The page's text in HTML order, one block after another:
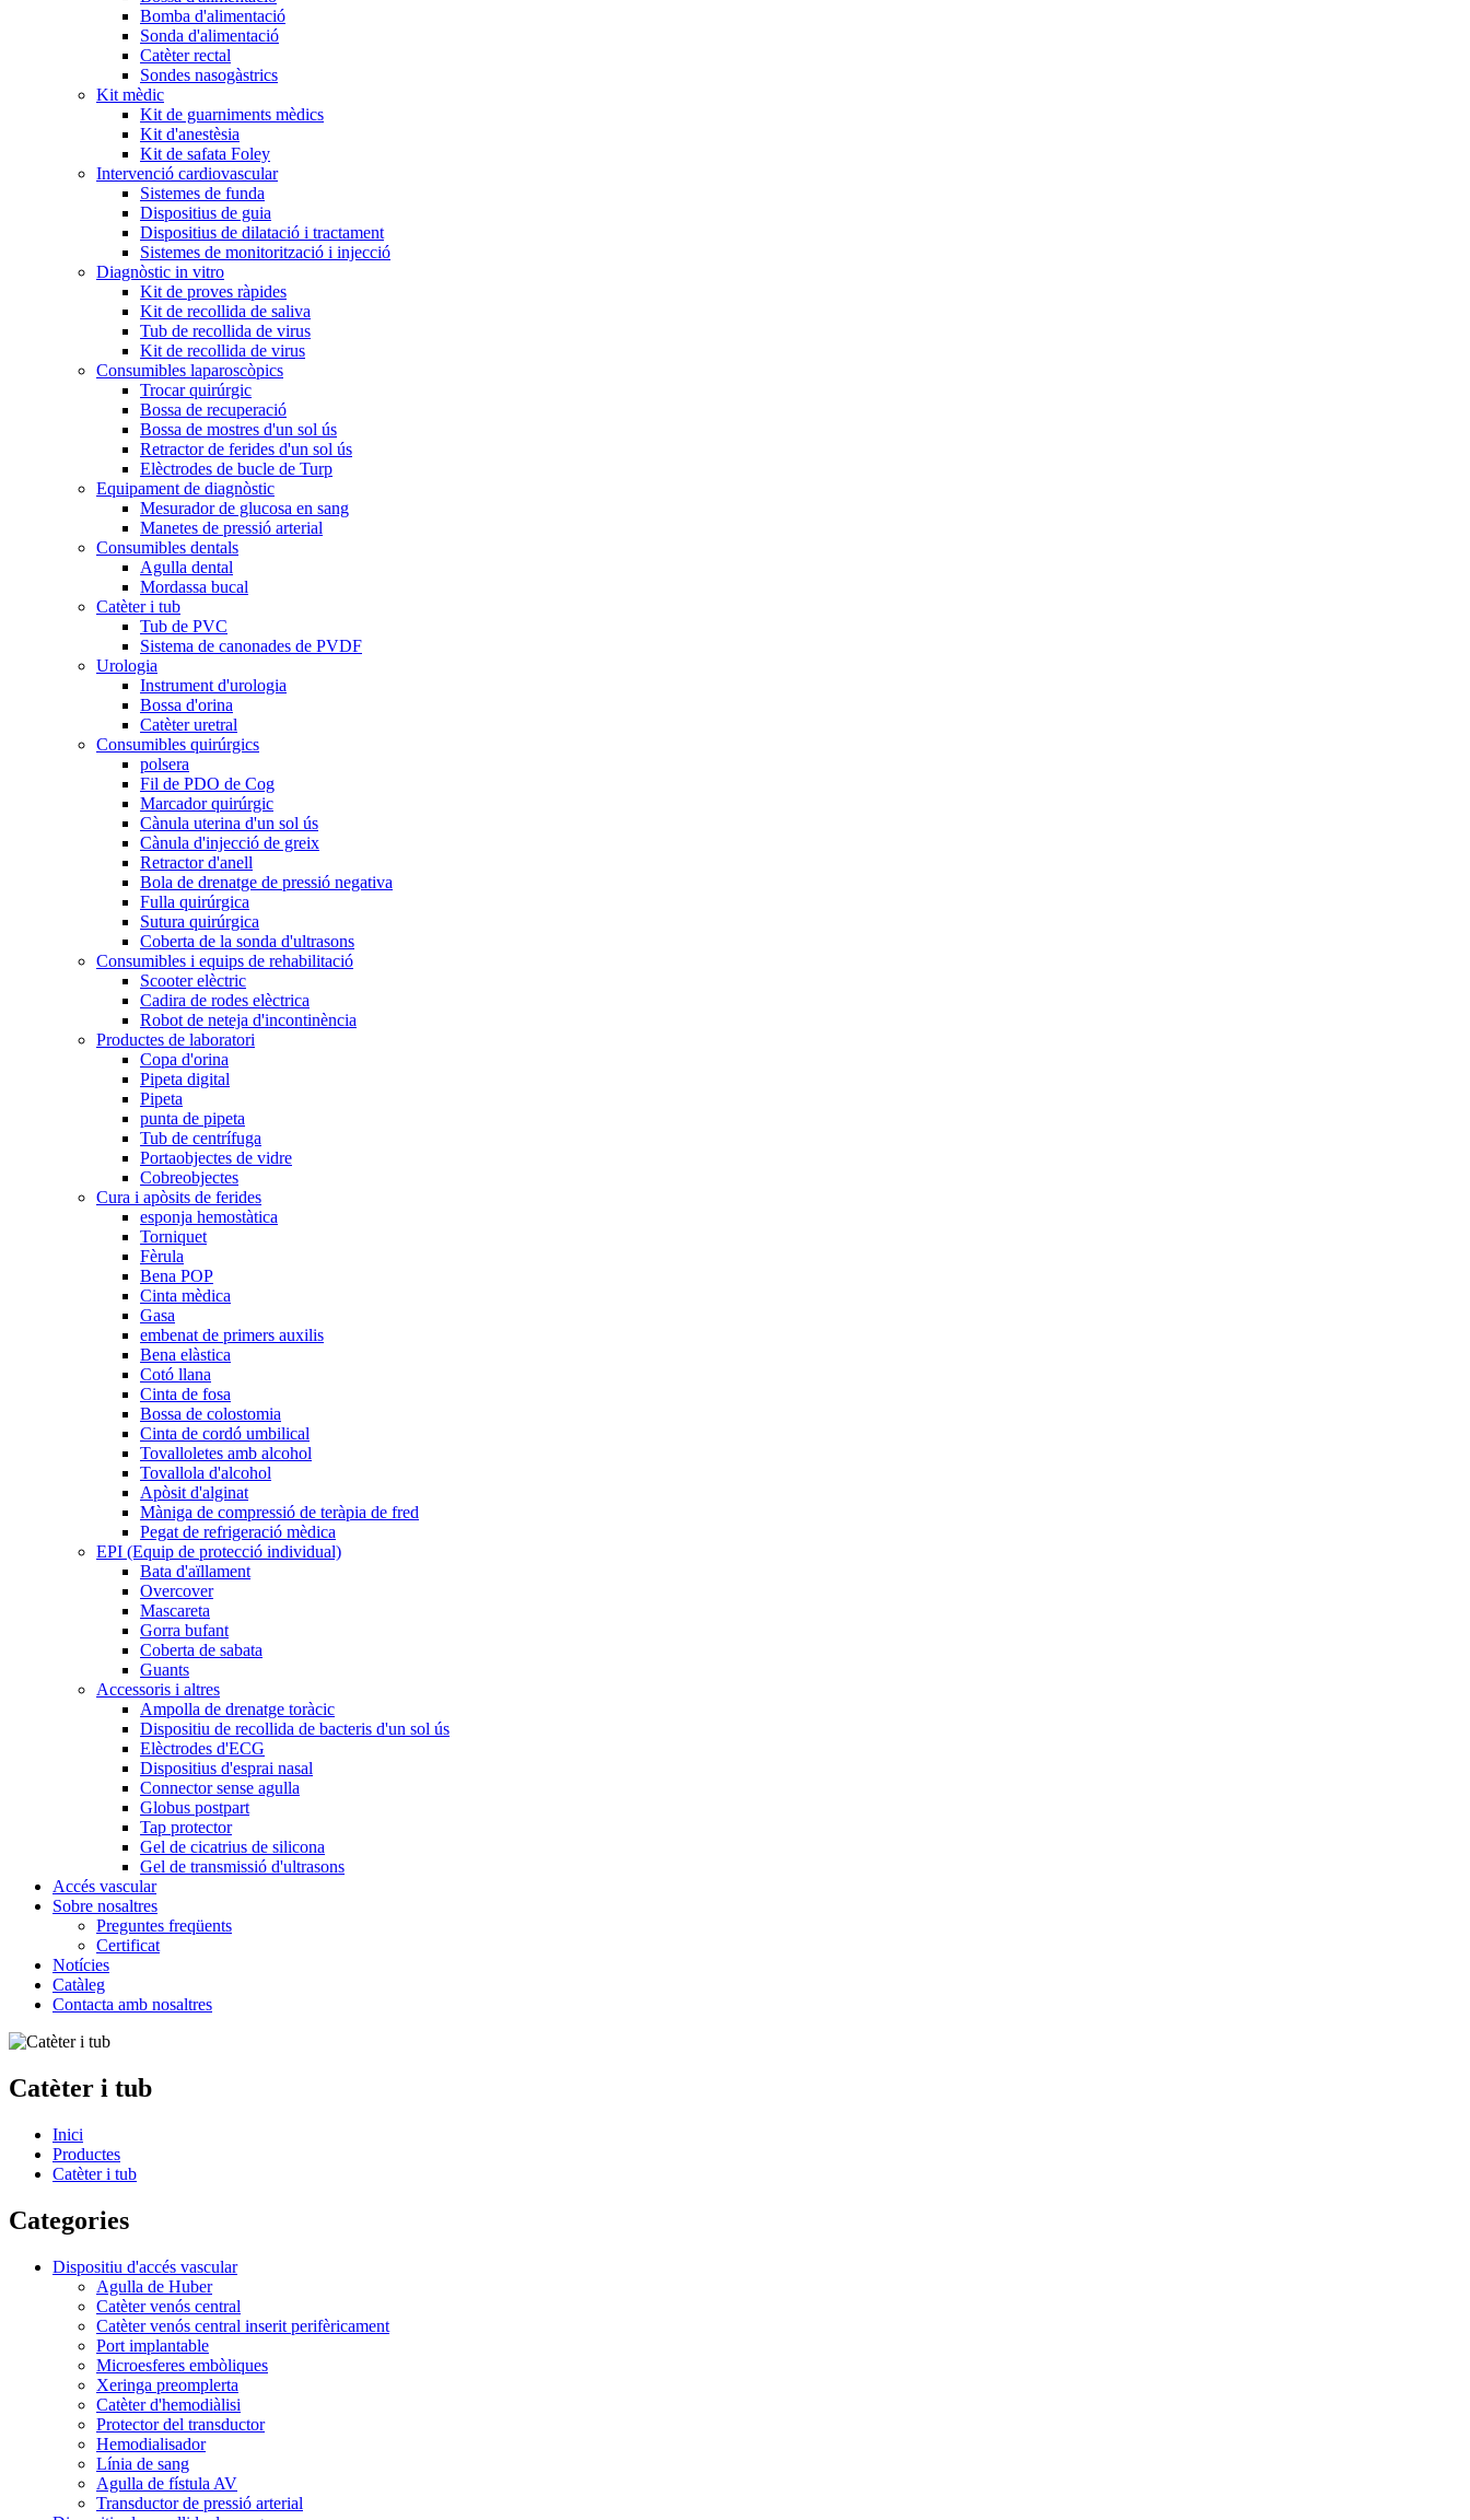
Bomba d'alimentació
Sonda d'alimentació
Catèter rectal
Sondes nasogàstrics
Kit mèdic
Kit de guarniments mèdics
Kit d'anestèsia
Kit de safata Foley
Intervenció cardiovascular
Sistemes de funda
Dispositius de guia
Dispositius de dilatació i tractament
Sistemes de monitorització i injecció
Diagnòstic in vitro
Kit de proves ràpides
Kit de recollida de saliva
Tub de recollida de virus
Kit de recollida de virus
Consumibles laparoscòpics
Trocar quirúrgic
Bossa de recuperació
Bossa de mostres d'un sol ús
Retractor de ferides d'un sol ús
Elèctrodes de bucle de Turp
Equipament de diagnòstic
Mesurador de glucosa en sang
Manetes de pressió arterial
Consumibles dentals
Agulla dental
Mordassa bucal
Catèter i tub
Tub de PVC
Sistema de canonades de PVDF
Urologia
Instrument d'urologia
Bossa d'orina
Catèter uretral
Consumibles quirúrgics
polsera
Fil de PDO de Cog
Marcador quirúrgic
Cànula uterina d'un sol ús
Cànula d'injecció de greix
Retractor d'anell
Bola de drenatge de pressió negativa
Fulla quirúrgica
Sutura quirúrgica
Coberta de la sonda d'ultrasons
Consumibles i equips de rehabilitació
Scooter elèctric
Cadira de rodes elèctrica
Robot de neteja d'incontinència
Productes de laboratori
Copa d'orina
Pipeta digital
Pipeta
punta de pipeta
Tub de centrífuga
Portaobjectes de vidre
Cobreobjectes
Cura i apòsits de ferides
esponja hemostàtica
Torniquet
Fèrula
Bena POP
Cinta mèdica
Gasa
embenat de primers auxilis
Bena elàstica
Cotó llana
Cinta de fosa
Bossa de colostomia
Cinta de cordó umbilical
Tovalloletes amb alcohol
Tovallola d'alcohol
Apòsit d'alginat
Màniga de compressió de teràpia de fred
Pegat de refrigeració mèdica
EPI (Equip de protecció individual)
Bata d'aïllament
Overcover
Mascareta
Gorra bufant
Coberta de sabata
Guants
Accessoris i altres
Ampolla de drenatge toràcic
Dispositiu de recollida de bacteris d'un sol ús
Elèctrodes d'ECG
Dispositius d'esprai nasal
Connector sense agulla
Globus postpart
Tap protector
Gel de cicatrius de silicona
Gel de transmissió d'ultrasons
Accés vascular
Sobre nosaltres
Preguntes freqüents
Certificat
Notícies
Catàleg
Contacta amb nosaltres
Catèter i tub
Inici
Productes
Catèter i tub
Categories
Dispositiu d'accés vascular
Agulla de Huber
Catèter venós central
Catèter venós central inserit perifèricament
Port implantable
Microesferes embòliques
Xeringa preomplerta
Catèter d'hemodiàlisi
Protector del transductor
Hemodialisador
Línia de sang
Agulla de fístula AV
Transductor de pressió arterial